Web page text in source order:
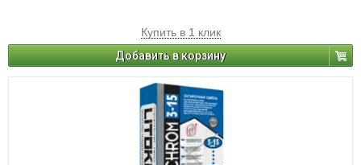
Купить в 1 клик
Добавить в корзину